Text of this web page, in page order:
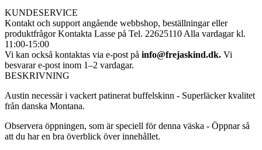
KUNDESERVICE
Kontakt och support angående webbshop, beställningar eller
produktfrågorKontakta Lasse på Tel. 22625110 Alla vardagar kl.
11:00-15:00
Vi kan också kontaktas via e-post på info@frejaskind.dk. Vi
besvarar e-post inom 1–2 vardagar.
BESKRIVNING
Austin necessär i vackert patinerat buffelskinn - Superläcker kvalitet
från danska Montana.
Observera öppningen, som är speciell för denna väska - Öppnar så
att du har en bra överblick över innehållet.